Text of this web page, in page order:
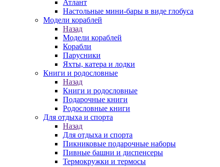
Атлант
Настольные мини-бары в виде глобуса
Модели кораблей
Назад
Модели кораблей
Корабли
Парусники
Яхты, катера и лодки
Книги и родословные
Назад
Книги и родословные
Подарочные книги
Родословные книги
Для отдыха и спорта
Назад
Для отдыха и спорта
Пикниковые подарочные наборы
Пивные башни и диспенсеры
Термокружки и термосы